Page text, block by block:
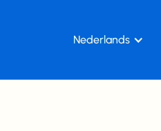
Nederlands